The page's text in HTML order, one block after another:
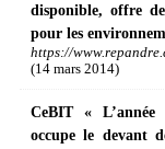
disponible, offre
pour les
https://
(14 mars 2014)
CeBIT « L’année
occupe le devant